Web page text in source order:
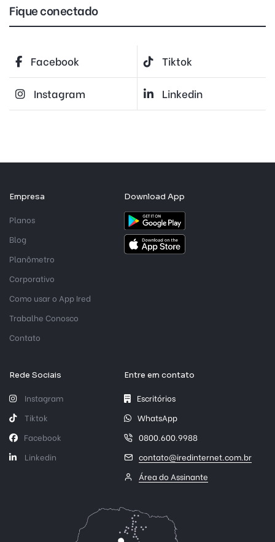
Fique conectado
Facebook Tiktok
Instagram Linkedin
Empresa
Planos
Blog
Planômetro
Corporativo
Como usar o App Ired
Trabalhe Conosco
Contato
Download App
Rede Sociais
Instagram
Tiktok
Facebook
Linkedin
Entre em contato
Escritórios
WhatsApp
0800.600.9988
contato@iredinternet.com.br
Área do Assinante